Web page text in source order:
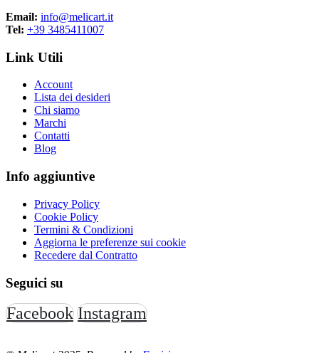
Email: info@melicart.it
Tel: +39 3485411007
Link Utili
Account
Lista dei desideri
Chi siamo
Marchi
Contatti
Blog
Info aggiuntive
Privacy Policy
Cookie Policy
Termini & Condizioni
Aggiorna le preferenze sui cookie
Recedere dal Contratto
Seguici su
Facebook Instagram